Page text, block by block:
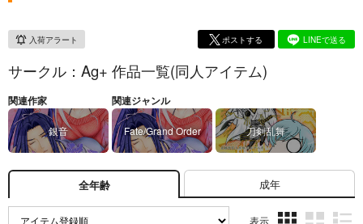
入荷アラート ポストする LINEで送る
サークル：Ag+ 作品一覧(同人アイテム)
関連作家
銀音
関連ジャンル
Fate/Grand Order 刀剣乱舞
全年齢 成年
表示